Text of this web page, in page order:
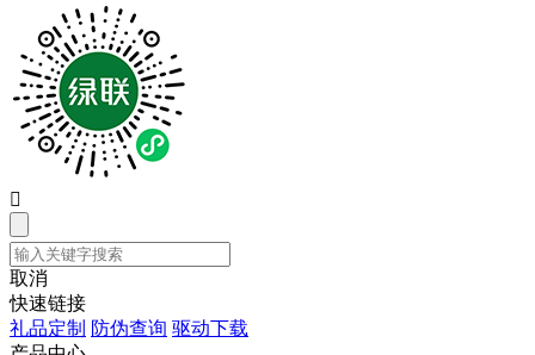

取消
快速链接
礼品定制 防伪查询 驱动下载